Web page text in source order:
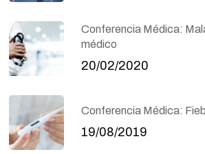
Conferencia Médica:
médico
20/02/2020
Conferencia Médica:
19/08/2019